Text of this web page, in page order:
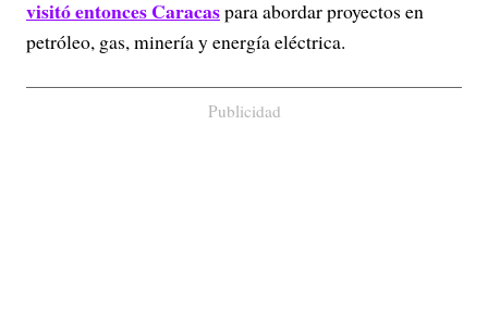
visitó entonces Caracaspara abordar proyectos en
petróleo, gas, minería y energía eléctrica.
Publicidad